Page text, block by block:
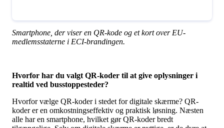
Smartphone, der viser en QR-kode og et kort over EU-
medlemsstaterne i ECI-brandingen.
Hvorfor har du valgt QR-koder til at give oplysninger i
realtid ved busstoppesteder?
Hvorfor vælge QR-koder i stedet for digitale skærme? QR-
koder er en omkostningseffektiv og praktisk løsning. Næsten
alle har en smartphone, hvilket gør QR-koder bredt